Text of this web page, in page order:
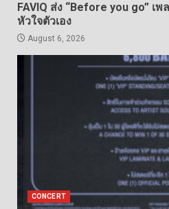
FAVIQ ส่ง “Before you go” เ
หัวใจตัวเอง
August 6, 2026
CONCERT